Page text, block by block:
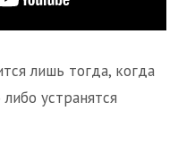
лишь тогда, когда
устранятся